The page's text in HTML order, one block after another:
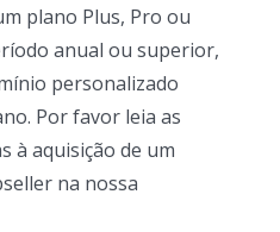
plano Plus, Pro ou
anual ou superior,
personalizado
Por favor leia as
à aquisição de um
na nossa